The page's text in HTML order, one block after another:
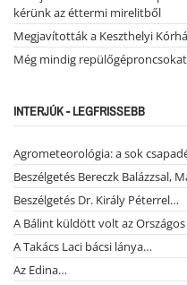
kérünk az éttermi mirelitből
Megjavították a Keszthelyi
Még mindig
INTERJÚK - LEGFRISSEBB
Agrometeorológia: a sok
Beszélgetés Bereczk Balázzsal,
Beszélgetés Dr. Király Péterrel…
A Bálint küldött volt az
A Takács Laci bácsi lánya…
Az Edina…